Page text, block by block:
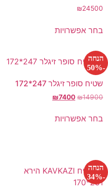
₪24500
בחר אפשרויות
הנחה
-50%
שטיח סופר זיגלר 247*172
₪14900
₪7400
בחר אפשרויות
הנחה
-34%